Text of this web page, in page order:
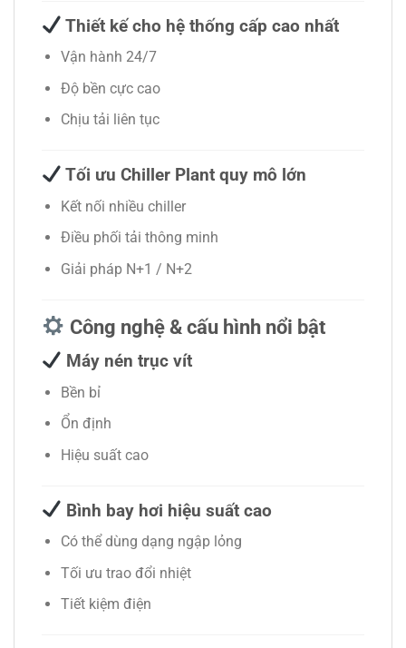
Thiết kế cho hệ thống cấp cao nhất
Vận hành 24/7
Độ bền cực cao
Chịu tải liên tục
Tối ưu Chiller Plant quy mô lớn
Kết nối nhiều chiller
Điều phối tải thông minh
Giải pháp N+1 / N+2
Công nghệ & cấu hình nổi bật
Máy nén trục vít
Bền bỉ
Ổn định
Hiệu suất cao
Bình bay hơi hiệu suất cao
Có thể dùng dạng ngập lỏng
Tối ưu trao đổi nhiệt
Tiết kiệm điện